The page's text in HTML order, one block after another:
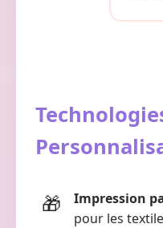
Impression
pour les